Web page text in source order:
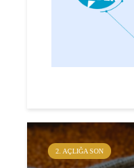
2. AÇLIĞA SON